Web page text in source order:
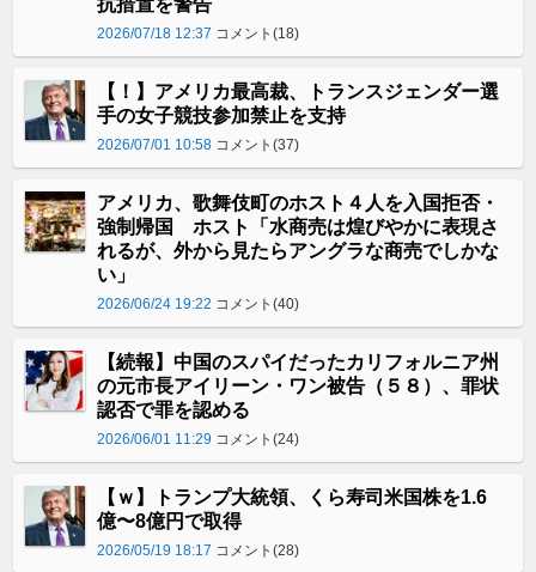
抗措置を警告
2026/07/18 12:37 コメント(18)
【！】アメリカ最高裁、トランスジェンダー選
手の女子競技参加禁止を支持
2026/07/01 10:58 コメント(37)
アメリカ、歌舞伎町のホスト４人を入国拒否・
強制帰国 ホスト「水商売は煌びやかに表現さ
れるが、外から見たらアングラな商売でしかな
い」
2026/06/24 19:22 コメント(40)
【続報】中国のスパイだったカリフォルニア州
の元市長アイリーン・ワン被告（５８）、罪状
認否で罪を認める
2026/06/01 11:29 コメント(24)
【ｗ】トランプ大統領、くら寿司米国株を1.6
億〜8億円で取得
2026/05/19 18:17 コメント(28)